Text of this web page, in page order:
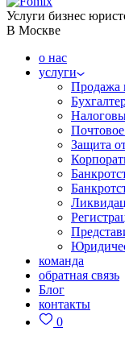
Услуги бизнес
В Москве
о нас
услуги
Продажа
Защита
команда
обратная связь
Блог
контакты
0